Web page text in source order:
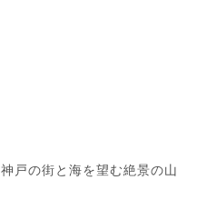
神戸の街と海を望む絶景の山